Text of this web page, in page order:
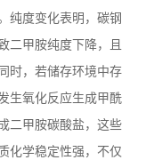
纯度变化表明，碳钢
二甲胺纯度下降，且
时，若储存环境中存
生氧化反应生成甲酰
二甲胺碳酸盐，这些
化学稳定性强，不仅